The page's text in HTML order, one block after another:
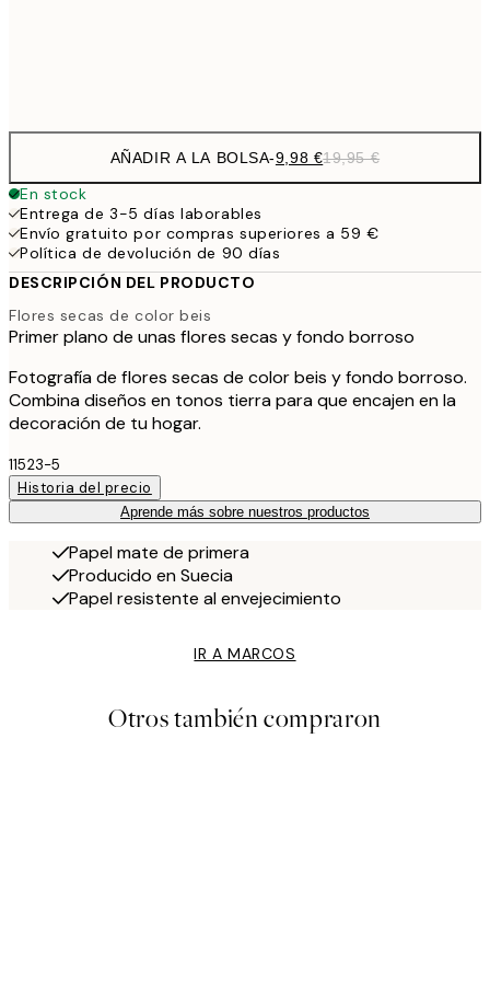
AÑADIR A LA BOLSA-9,98 €19,95 €
En stock
Entrega de 3-5 días laborables
Envío gratuito por compras superiores a 59 €
Política de devolución de 90 días
DESCRIPCIÓN DEL PRODUCTO
Flores secas de color beis
Primer plano de unas flores secas y fondo borroso
Fotografía de flores secas de color beis y fondo borroso.
Combina diseños en tonos tierra para que encajen en la
decoración de tu hogar.
11523-5
Historia del precio
Aprende más sobre nuestros productos
Papel mate de primera
Producido en Suecia
Papel resistente al envejecimiento
IR A MARCOS
Otros también compraron